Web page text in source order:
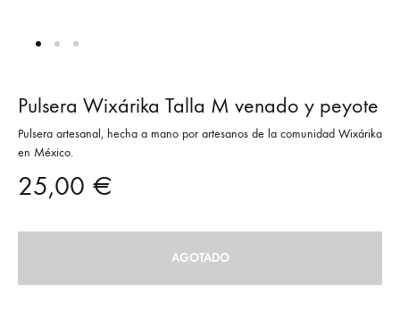
Pulsera Wixárika Talla M venado y peyote
Pulsera artesanal, hecha a mano por artesanos de la comunidad Wixárika
en México.
25,00 €
AGOTADO